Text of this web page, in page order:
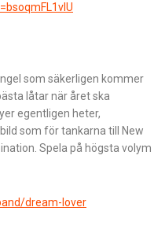
som säkerligen kommer
låtar när året ska
egentligen heter,
som för tankarna till New
Spela på högsta volym
dream-lover